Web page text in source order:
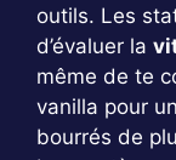
outils. Les
d’évaluer la
même de te
vanilla pour
bourrés de